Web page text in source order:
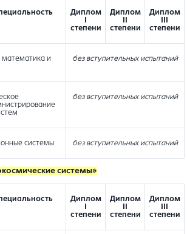
Диплом
степени
Диплом
степени
Диплом
степени
математика и
без вступительных испытаний
без вступительных испытаний
системы без вступительных испытаний
системы»
Диплом
степени
Диплом
степени
Диплом
степени